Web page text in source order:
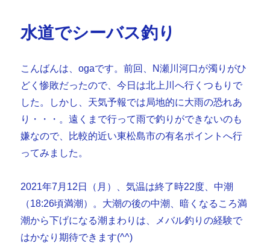
水道でシーバス釣り
こんばんは、ogaです。前回、N瀬川河口が濁りがひ
どく惨敗だったので、今日は北上川へ行くつもりで
した。しかし、天気予報では局地的に大雨の恐れあ
り・・・。遠くまで行って雨で釣りができないのも
嫌なので、比較的近い東松島市の有名ポイントへ行
ってみました。
2021年7月12日（月）、気温は終了時22度、中潮
（18:26頃満潮）。大潮の後の中潮、暗くなるころ満
潮から下げになる潮まわりは、メバル釣りの経験で
はかなり期待できます(^^)